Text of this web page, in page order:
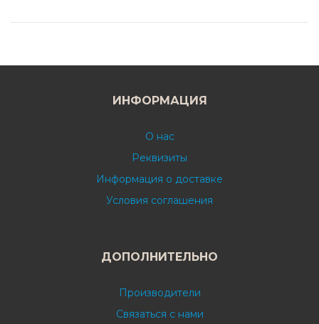
ИНФОРМАЦИЯ
О нас
Реквизиты
Информация о доставке
Условия соглашения
ДОПОЛНИТЕЛЬНО
Производители
Связаться с нами